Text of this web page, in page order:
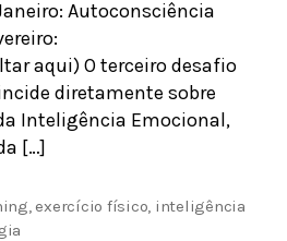
Autoconsciência
aqui) O terceiro desafio
diretamente sobre
Inteligência Emocional,
[…]
,exercício físico, inteligência